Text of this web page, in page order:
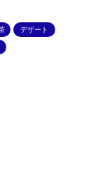
デザート